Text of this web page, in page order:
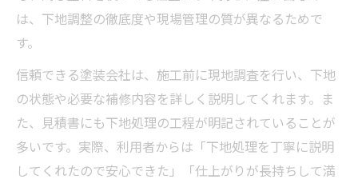
は、下地調整の徹底度や現場管理の質が異なるためで
す。
信頼できる塗装会社は、施工前に現地調査を行い、下地
の状態や必要な補修内容を詳しく説明してくれます。ま
た、見積書にも下地処理の工程が明記されていることが
多いです。実際、利用者からは「下地処理を丁寧に説明
してくれたので安心できた」「仕上がりが長持ちして満